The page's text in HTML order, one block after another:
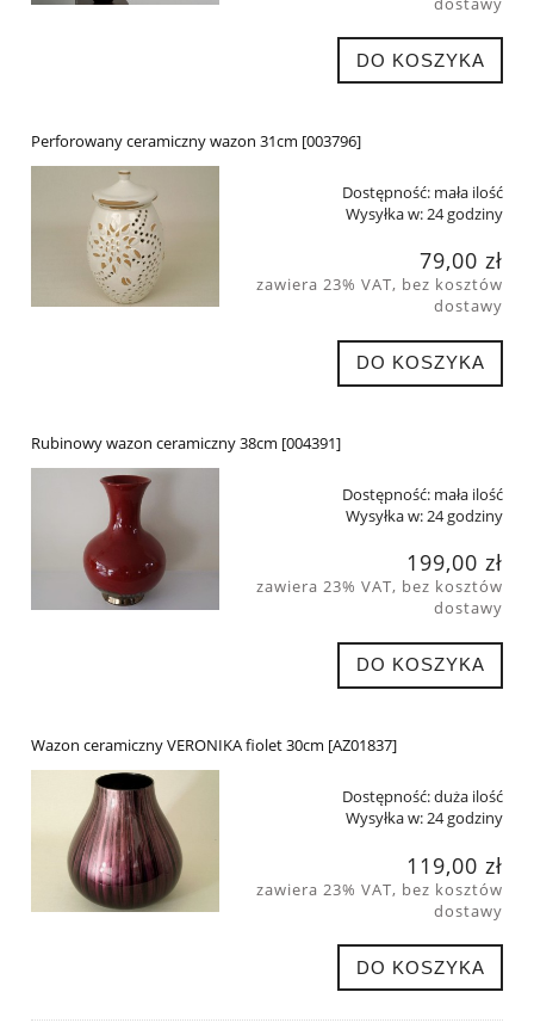
DO KOSZYKA
Perforowany ceramiczny wazon 31cm [003796]
Dostępność: mała ilość
Wysyłka w:24 godziny
79,00 zł
zawiera 23% VAT, bez kosztów
dostawy
DO KOSZYKA
Rubinowy wazon ceramiczny 38cm [004391]
Dostępność: mała ilość
Wysyłka w:24 godziny
199,00 zł
zawiera 23% VAT, bez kosztów
dostawy
DO KOSZYKA
Wazon ceramiczny VERONIKA fiolet 30cm [AZ01837]
Dostępność:duża ilość
Wysyłka w:24 godziny
119,00 zł
zawiera 23% VAT, bez kosztów
dostawy
DO KOSZYKA